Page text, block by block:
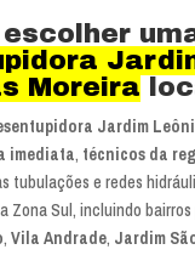
escolher
Moreira
Jardim
imediata, técnicos da
tubulações e redes
Zona Sul, incluindo bairros
, Vila Andrade, Jardim